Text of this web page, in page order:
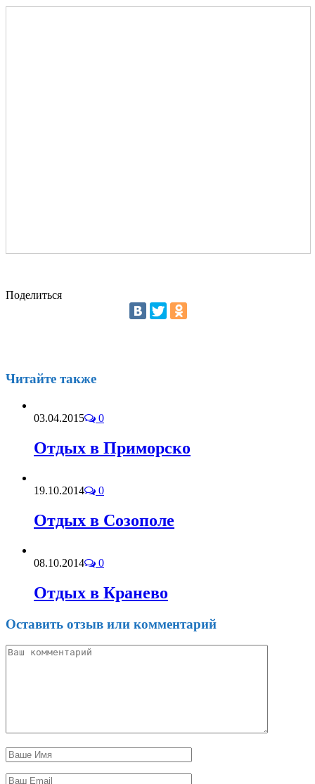
Поделиться
Читайте также
03.04.2015 0
Отдых в Приморско
19.10.2014 0
Отдых в Созополе
08.10.2014 0
Отдых в Кранево
Оставить отзыв или комментарий